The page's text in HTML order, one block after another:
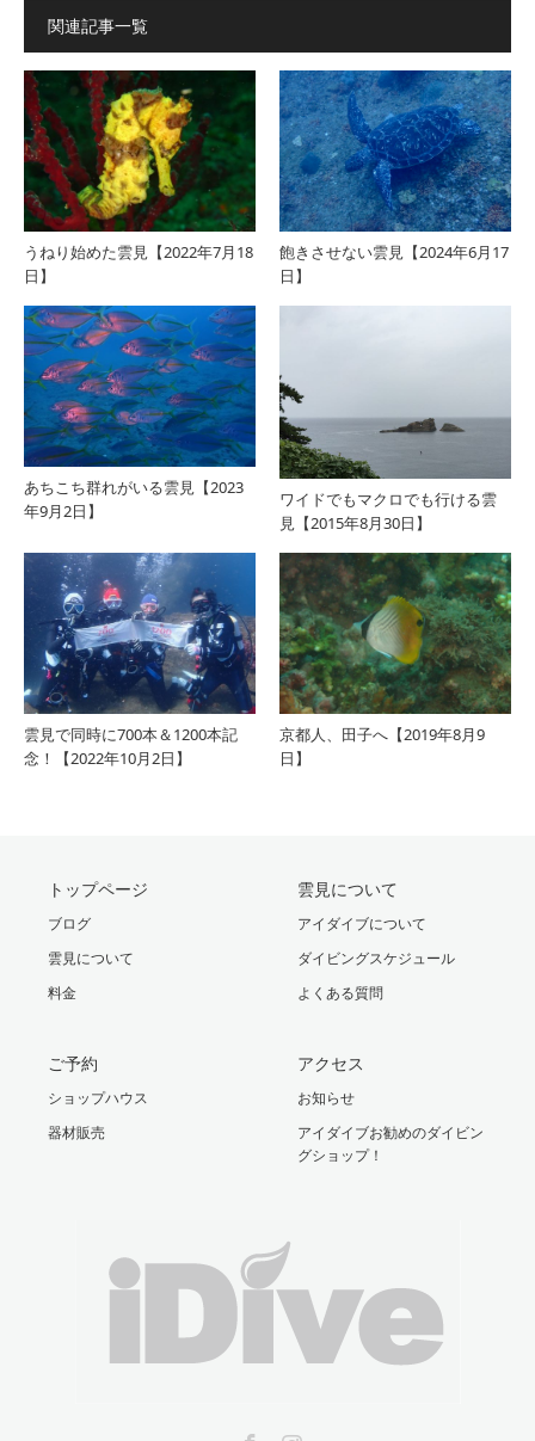
関連記事一覧
うねり始めた雲見【2022年7月18
日】
飽きさせない雲見【2024年6月17
日】
あちこち群れがいる雲見【2023
年9月2日】
ワイドでもマクロでも行ける雲
見【2015年8月30日】
雲見で同時に700本＆1200本記
念！【2022年10月2日】
京都人、田子へ【2019年8月9
日】
トップページ
ブログ
雲見について
料金
雲見について
アイダイブについて
ダイビングスケジュール
よくある質問
ご予約
ショップハウス
器材販売
アクセス
お知らせ
アイダイブお勧めのダイビン
グショップ！